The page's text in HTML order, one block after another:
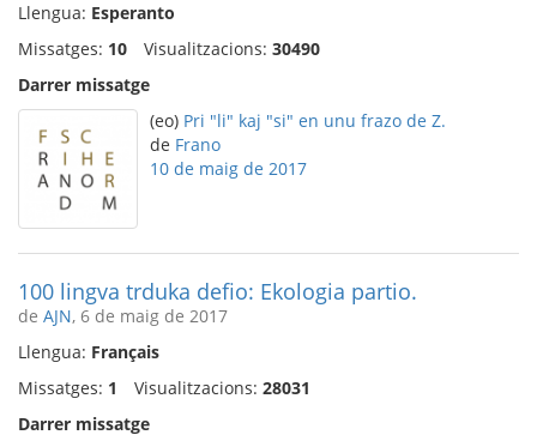
Llengua: Esperanto
Missatges: 10 Visualitzacions: 30490
Darrer missatge
(eo) Pri "li" kaj "si" en unu frazo de Z.
de Frano
10 de maig de 2017
100 lingva trduka defio: Ekologia partio.
de AJN, 6 de maig de 2017
Llengua: Français
Missatges: 1 Visualitzacions: 28031
Darrer missatge